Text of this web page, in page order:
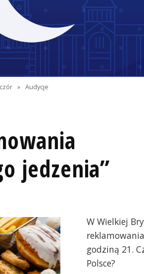
» Audycje
jedzenia”
W Wielkiej
godziną 21.
Polsce?